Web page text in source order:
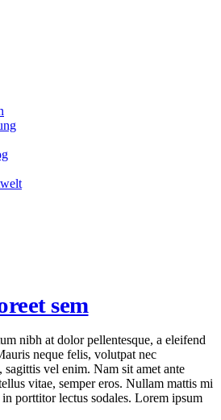
sem
nibh at dolor pellentesque, a eleifend
neque felis, volutpat nec
sagittis vel enim. Nam sit amet ante
vitae, semper eros. Nullam mattis mi
in porttitor lectus sodales. Lorem ipsum